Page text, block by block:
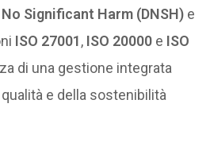
No Significant Harm (DNSH) e
ISO 27001, ISO 20000 e ISO
di una gestione integrata
e della sostenibilità